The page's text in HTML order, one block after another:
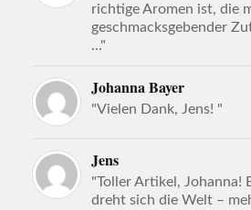
richtige Aromen ist, die
geschmacksgebender
..."
Johanna Bayer
"Vielen Dank, Jens! "
Jens
"Toller Artikel, Johanna!
dreht sich die Welt –